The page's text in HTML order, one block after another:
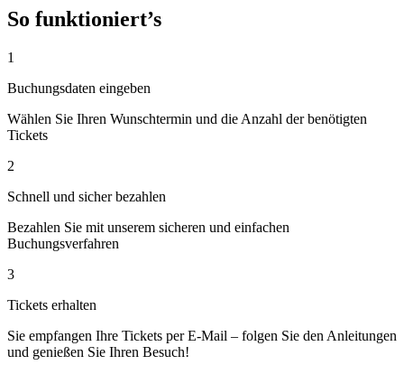
So funktioniert’s
1
Buchungsdaten eingeben
Wählen Sie Ihren Wunschtermin und die Anzahl der benötigten
Tickets
2
Schnell und sicher bezahlen
Bezahlen Sie mit unserem sicheren und einfachen
Buchungsverfahren
3
Tickets erhalten
Sie empfangen Ihre Tickets per E-Mail – folgen Sie den Anleitungen
und genießen Sie Ihren Besuch!